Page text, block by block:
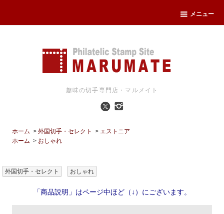
メニュー
趣味の切手専門店・マルメイト
ホーム >外国切手・セレクト >エストニア
ホーム > おしゃれ
外国切手・セレクト おしゃれ
「商品説明」はページ中ほど（↓）にございます。